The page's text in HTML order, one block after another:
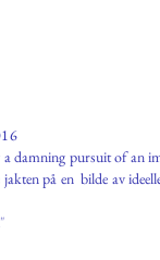
damning pursuit of an
jakten på en bilde av